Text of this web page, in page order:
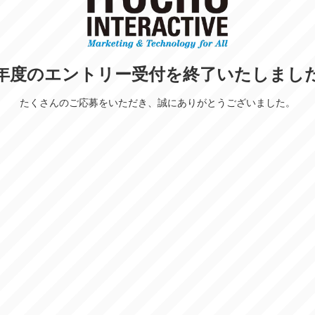
度のエントリー受付を終了いたしまし
たくさんのご応募をいただき、誠にありがとうございました。